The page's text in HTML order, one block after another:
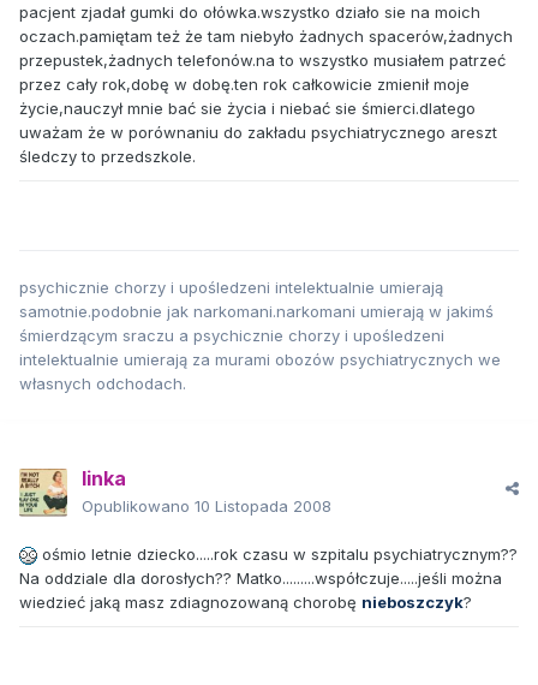
pacjent zjadał gumki do ołówka.wszystko działo sie na moich
oczach.pamiętam też że tam niebyło żadnych spacerów,żadnych
przepustek,żadnych telefonów.na to wszystko musiałem patrzeć
przez cały rok,dobę w dobę.ten rok całkowicie zmienił moje
życie,nauczył mnie bać sie życia i niebać sie śmierci.dlatego
uważam że w porównaniu do zakładu psychiatrycznego areszt
śledczy to przedszkole.
psychicznie chorzy i upośledzeni intelektualnie umierają
samotnie.podobnie jak narkomani.narkomani umierają w jakimś
śmierdzącym sraczu a psychicznie chorzy i upośledzeni
intelektualnie umierają za murami obozów psychiatrycznych we
własnych odchodach.
linka
Opublikowano 10 Listopada 2008
ośmio letnie dziecko.....rok czasu w szpitalu psychiatrycznym??
Na oddziale dla dorosłych?? Matko.........współczuje.....jeśli można
wiedzieć jaką masz zdiagnozowaną chorobę nieboszczyk?